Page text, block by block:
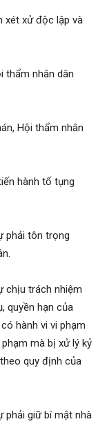
xét xử độc lập và
thẩm nhân dân
Hội thẩm nhân
hành tố tụng
phải tôn trọng
chịu trách nhiệm
quyền hạn của
hành vi vi phạm
mà bị xử lý kỷ
quy định của
phải giữ bí mật nhà